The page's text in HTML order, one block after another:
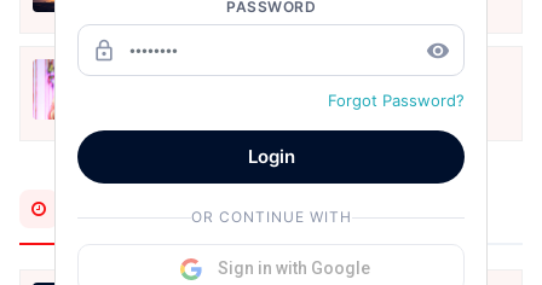
मोहब्बत के सफ़र को एक हँसी आग़ाज़ दे देना -
Most Recent
PASSWORD
lock_outline remove_red_eye
Forgot Password?
Login
OR CONTINUE WITH
Sign in with Google